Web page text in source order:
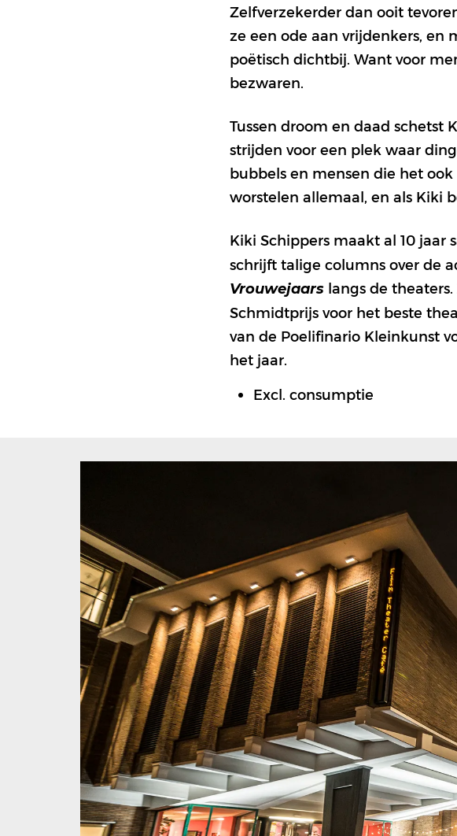
Zelfverzekerder dan ooit
ze een ode aan vrijdenkers,
poëtisch dichtbij. Want voor
bezwaren.
Tussen droom en daad schetst
strijden voor een plek waar
bubbels en mensen die het
worstelen allemaal, en als Kiki
Kiki Schippers maakt al 10 jaar
schrijft talige columns over de
Vrouwejaars langs de
Schmidtprijs voor het beste
van de Poelifinario Kleinkunst
het jaar.
Excl. consumptie